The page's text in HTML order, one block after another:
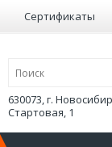
Сертификаты
630073, г.
Стартовая, 1